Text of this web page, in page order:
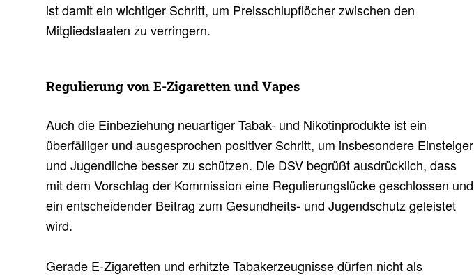
ist damit ein wichtiger Schritt, um Preisschlupflöcher zwischen den
Mitgliedstaaten zu verringern.
Regu­lie­rung von E-Ziga­retten und Vapes
Auch die Einbeziehung neuartiger Tabak- und Nikotinprodukte ist ein
überfälliger und ausgesprochen positiver Schritt, um insbesondere Einsteiger
und Jugendliche besser zu schützen. Die DSV begrüßt ausdrücklich, dass
mit dem Vorschlag der Kommission eine Regulierungslücke geschlossen und
ein entscheidender Beitrag zum Gesundheits- und Jugendschutz geleistet
wird.
Gerade E-Zigaretten und erhitzte Tabakerzeugnisse dürfen nicht als